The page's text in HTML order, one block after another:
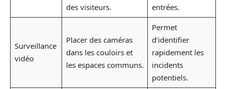
des visiteurs.
entrées.
Surveillance
vidéo
Placer des caméras
dans les couloirs et
les espaces communs.
Permet
d’identifier
rapidement les
incidents
potentiels.